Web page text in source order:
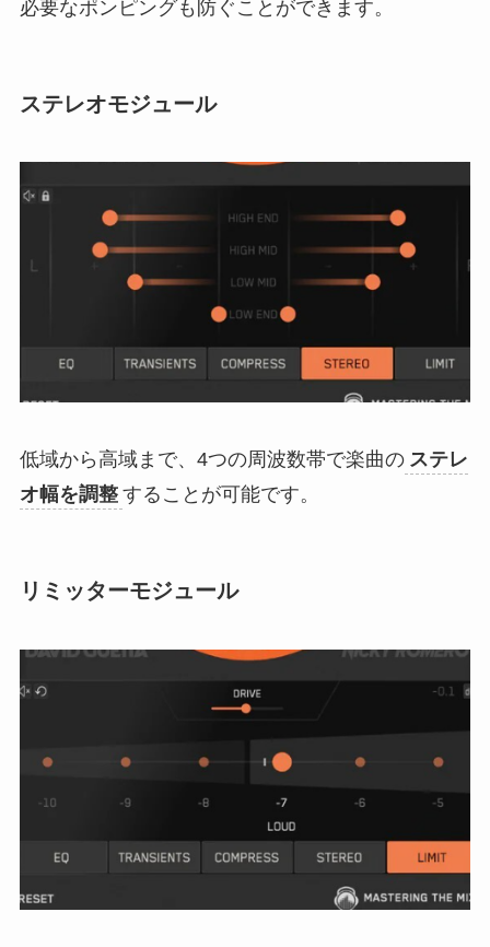
必要なポンピングも防ぐことができます。
ステレオモジュール
低域から高域まで、4つの周波数帯で楽曲の ステレ
オ幅を調整 することが可能です。
リミッターモジュール